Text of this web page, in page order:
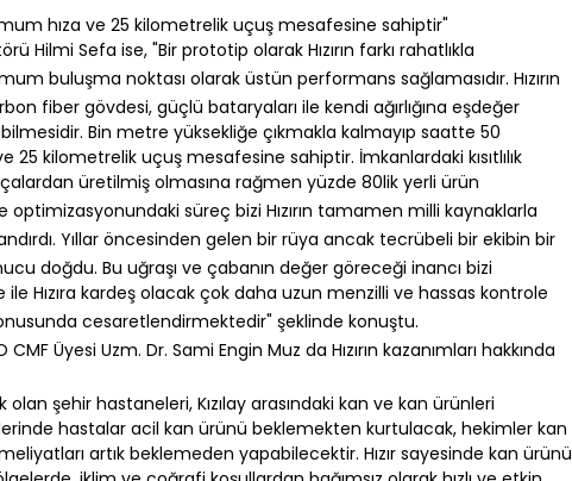
hıza ve 25 kilometrelik uçuş mesafesine sahiptir"
Hilmi Sefa ise, "Bir prototip olarak Hızırın farkı rahatlıkla
buluşma noktası olarak üstün performans sağlamasıdır. Hızırın
fiber gövdesi, güçlü bataryaları ile kendi ağırlığına eşdeğer
Bin metre yüksekliğe çıkmakla kalmayıp saatte 50
25 kilometrelik uçuş mesafesine sahiptir. İmkanlardaki kısıtlılık
üretilmiş olmasına rağmen yüzde 80lik yerli ürün
ve optimizasyonundaki süreç bizi Hızırın tamamen milli kaynaklarla
Yıllar öncesinden gelen bir rüya ancak tecrübeli bir ekibin bir
doğdu. Bu uğraşı ve çabanın değer göreceği inancı bizi
Hızıra kardeş olacak çok daha uzun menzilli ve hassas kontrole
cesaretlendirmektedir" şeklinde konuştu.
Üyesi Uzm. Dr. Sami Engin Muz da Hızırın kazanımları hakkında
olan şehir hastaneleri, Kızılay arasındaki kan ve kan ürünleri
hastalar acil kan ürünü beklemekten kurtulacak, hekimler kan
artık beklemeden yapabilecektir. Hızır sayesinde kan ürünü